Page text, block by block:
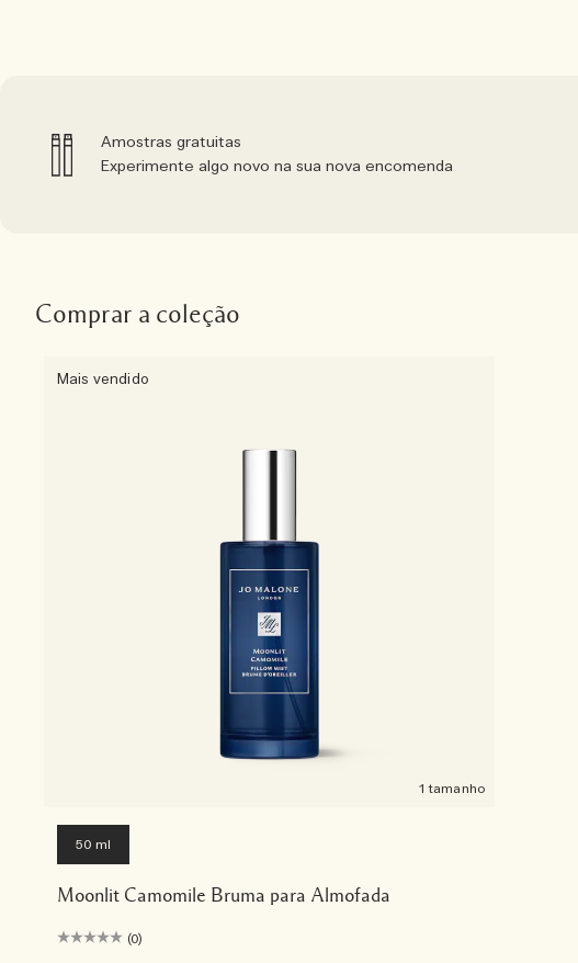
Amostras gratuitas
Experimente algo novo na sua nova encomenda
Comprar a coleção
Mais vendido
1 tamanho
50 ml
Moonlit Camomile Bruma para Almofada
(0)